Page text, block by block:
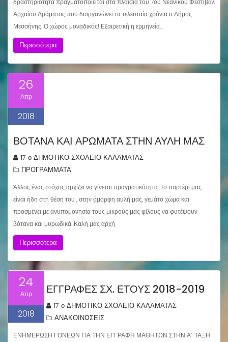
δραστηριότητα πραγματοποιείται στα πλαίσια του 7ου Νεανικού Φεστιβάλ
Αρχαίου Δράματος που διοργανώνει τα τελευταία χρόνια ο Δήμος
Μεσσήνης. Ο χώρος μοναδικός! Εξαιρετική η ερμηνεία…
Περισσότερα
26
Απρ
2018
ΒΌΤΑΝΑ ΚΑΙ ΑΡΏΜΑΤΑ ΣΤΗΝ ΑΥΛΉ ΜΑΣ
17 ο ΔΗΜΟΤΙΚΟ ΣΧΟΛΕΙΟ ΚΑΛΑΜΑΤΑΣ
ΠΡΟΓΡΑΜΜΑΤΑ
Άλλος ένας στόχος αρχίζει να γίνεται πραγματικότητα. Το παρτέρι μας
είναι ήδη στη θέση του , στην όμορφη αυλή μας, γεμάτο χώμα και
προσμένει με ανυπομονησία τους μικρούς μας φίλους να φυτέψουν
βότανα και μυρωδικά. Καλή μας αρχή
Περισσότερα
24
Απρ
2018
ΕΓΓΡΑΦΕΣ ΣΧ. ΕΤΟΥΣ 2018-2019
17 ο ΔΗΜΟΤΙΚΟ ΣΧΟΛΕΙΟ ΚΑΛΑΜΑΤΑΣ
ΑΝΑΚΟΙΝΩΣΕΙΣ
ΕΝΗΜΕΡΩΣΗ ΓΟΝΕΩΝ ΓΙΑ ΤΗΝ ΕΓΓΡΑΦΗ ΜΑΘΗΤΩΝ ΣΤΗΝ Α΄ ΤΑΞΗ